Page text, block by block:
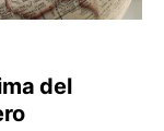
del